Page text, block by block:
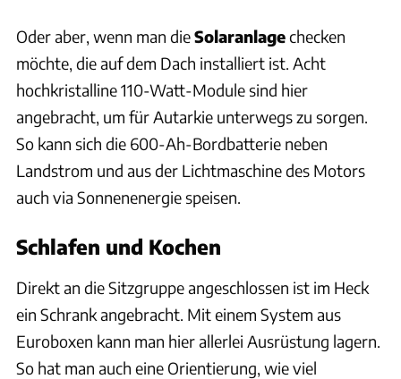
Oder aber, wenn man dieSolaranlagechecken
möchte, die auf dem Dach installiert ist. Acht
hochkristalline 110-Watt-Module sind hier
angebracht, um für Autarkie unterwegs zu sorgen.
So kann sich die 600-Ah-Bordbatterie neben
Landstrom und aus der Lichtmaschine des Motors
auch via Sonnenenergie speisen.
Schlafen und Kochen
Direkt an die Sitzgruppe angeschlossen ist im Heck
ein Schrank angebracht. Mit einem System aus
Euroboxen kann man hier allerlei Ausrüstung lagern.
So hat man auch eine Orientierung, wie viel